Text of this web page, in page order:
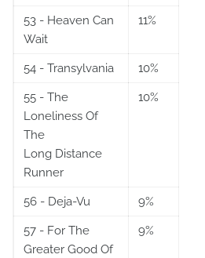
53 - Heaven Can
Wait
11%
54 - Transylvania 10%
55 - The
Loneliness Of
The
Long Distance
Runner
10%
56 - Deja-Vu 9%
57 - For The
Greater Good Of
9%